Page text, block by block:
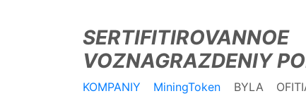
VOZNAGRAZDENIY
KOMPANIY MiningToken BYLA